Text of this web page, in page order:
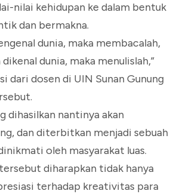
nilai kehidupan ke dalam bentuk
dan bermakna.
dunia, maka membacalah,
dunia, maka menulislah,”
dari dosen di UIN Sunan Gunung
dihasilkan nantinya akan
dan diterbitkan menjadi sebuah
oleh masyarakat luas.
diharapkan tidak hanya
terhadap kreativitas para